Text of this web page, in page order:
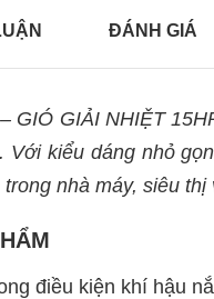
ĐÁNH GIÁ
GIÓ GIẢI NHIỆT
Với kiểu dáng nhỏ
nhà máy, siêu thị
điều kiện khí hậu